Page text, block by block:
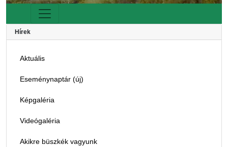
Hírek
Aktuális
Eseménynaptár (új)
Képgaléria
Videógaléria
Akikre büszkék vagyunk